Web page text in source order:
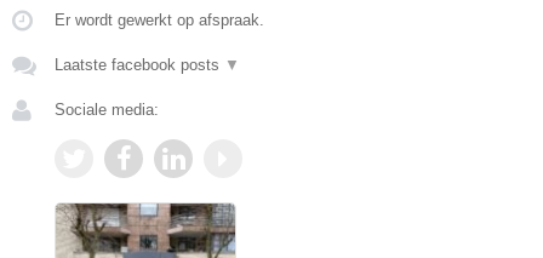
Er wordt gewerkt op afspraak.
Laatste facebook posts ▼
Sociale media: